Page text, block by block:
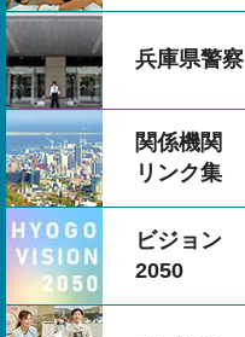
兵庫県警察
関係機関
リンク集
ビジョン
2050